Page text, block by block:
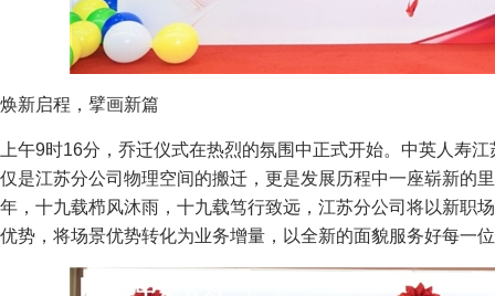
焕新启程，擘画新篇
上午9时16分，乔迁仪式在热烈的氛围中正式开始。中英人寿
仅是江苏分公司物理空间的搬迁，更是发展历程中一座崭新的
年，十九载栉风沐雨，十九载笃行致远，江苏分公司将以新职
优势，将场景优势转化为业务增量，以全新的面貌服务好每一